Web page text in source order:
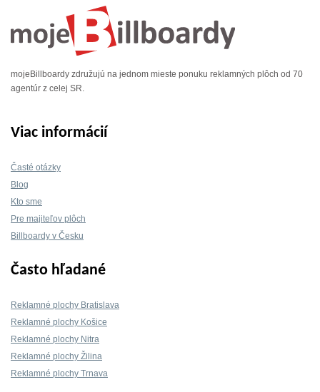
mojeBillboardy združujú na jednom mieste ponuku reklamných plôch od 70
agentúr z celej SR.
Viac informácií
Časté otázky
Blog
Kto sme
Pre majiteľov plôch
Billboardy v Česku
Často hľadané
Reklamné plochy Bratislava
Reklamné plochy Košice
Reklamné plochy Nitra
Reklamné plochy Žilina
Reklamné plochy Trnava